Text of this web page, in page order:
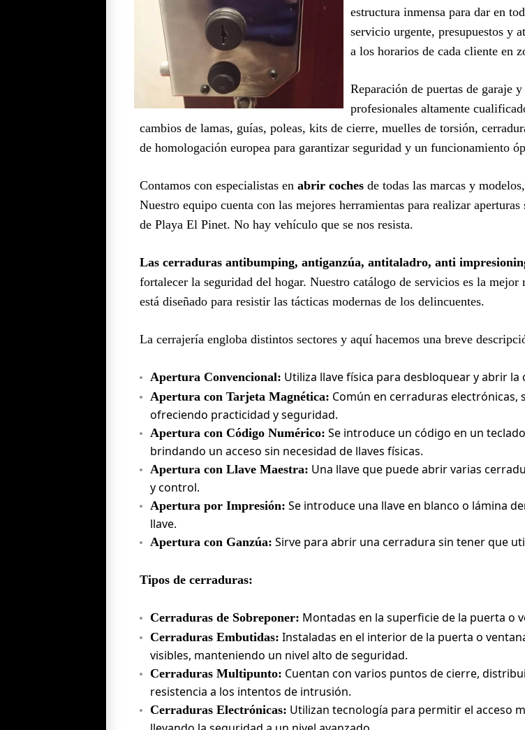
estructura inmensa para dar en
servicio urgente, presupuestos y
a los horarios de cada cliente en
Reparación de puertas de garaje y
profesionales altamente
cambios de lamas, guías, poleas, kits de cierre, muelles de torsión,
de homologación europea para garantizar seguridad y un funcionamiento
Contamos con especialistas en abrir coches de todas las marcas y
Nuestro equipo cuenta con las mejores herramientas para realizar
de Playa El Pinet. No hay vehículo que se nos resista.
Las cerraduras antibumping, antiganzúa, antitaladro, anti
fortalecer la seguridad del hogar. Nuestro catálogo de servicios es la mejor
está diseñado para resistir las tácticas modernas de los delincuentes.
La cerrajería engloba distintos sectores y aquí hacemos una breve
Apertura Convencional: Utiliza llave física para desbloquear y abrir
Apertura con Tarjeta Magnética: Común en cerraduras electrónicas,
ofreciendo practicidad y seguridad.
Apertura con Código Numérico: Se introduce un código en un
brindando un acceso sin necesidad de llaves físicas.
Apertura con Llave Maestra: Una llave que puede abrir varias
y control.
Apertura por Impresión: Se introduce una llave en blanco o lámina
llave.
Apertura con Ganzúa: Sirve para abrir una cerradura sin tener que
Tipos de cerraduras:
Cerraduras de Sobreponer: Montadas en la superficie de la puerta o
Cerraduras Embutidas: Instaladas en el interior de la puerta o
visibles, manteniendo un nivel alto de seguridad.
Cerraduras Multipunto: Cuentan con varios puntos de cierre,
resistencia a los intentos de intrusión.
Cerraduras Electrónicas: Utilizan tecnología para permitir el acceso